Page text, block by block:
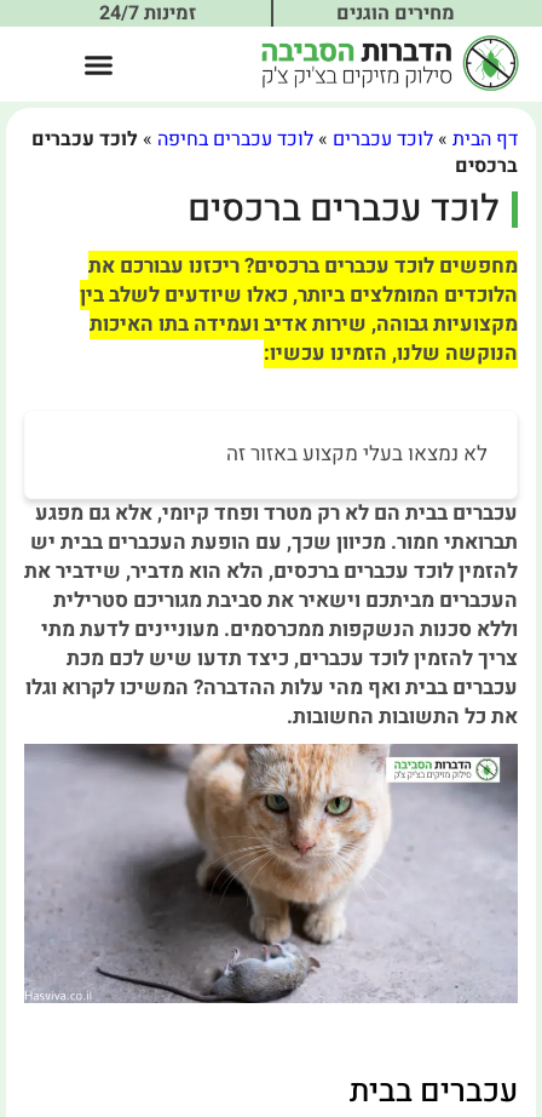
מחירים הוגנים זמינות 24/7
דף הבית »לוכד עכברים »לוכד עכברים בחיפה »לוכד עכברים
ברכסים
לוכד עכברים ברכסים
מחפשים לוכד עכברים ברכסים? ריכזנו עבורכם את
הלוכדים המומלצים ביותר, כאלו שיודעים לשלב בין
מקצועיות גבוהה, שירות אדיב ועמידה בתו האיכות
הנוקשה שלנו, הזמינו עכשיו:
לא נמצאו בעלי מקצוע באזור זה
עכברים בבית הם לא רק מטרד ופחד קיומי, אלא גם מפגע
תברואתי חמור. מכיוון שכך, עם הופעת העכברים בבית יש
להזמין לוכד עכברים ברכסים, הלא הוא מדביר, שידביר את
העכברים מביתכם וישאיר את סביבת מגוריכם סטרילית
וללא סכנות הנשקפות ממכרסמים. מעוניינים לדעת מתי
צריך להזמין לוכד עכברים, כיצד תדעו שיש לכם מכת
עכברים בבית ואף מהי עלות ההדברה? המשיכו לקרוא וגלו
את כל התשובות החשובות.
עכברים בבית